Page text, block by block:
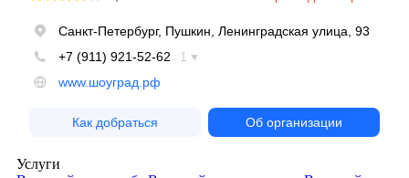
Услуги